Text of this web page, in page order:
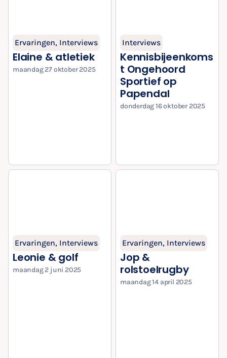
Ervaringen, Interviews
Elaine & atletiek
maandag 27 oktober 2025
Interviews
Kennisbijeenkoms
t Ongehoord
Sportief op
Papendal
donderdag 16 oktober 2025
Ervaringen, Interviews
Leonie & golf
maandag 2 juni 2025
Ervaringen, Interviews
Jop &
rolstoelrugby
maandag 14 april 2025